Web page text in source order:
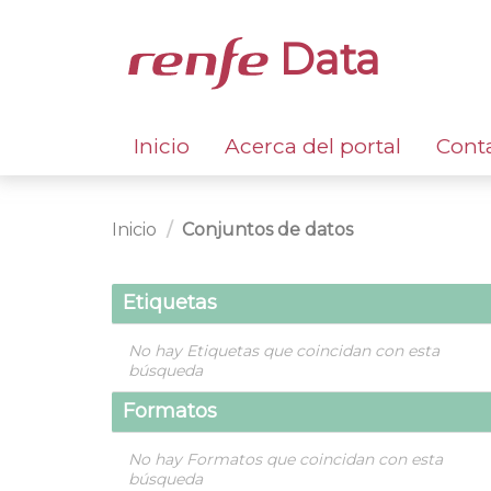
Data
Inicio Acerca del portal
Inicio Conjuntos de datos
Etiquetas
No hay Etiquetas que coincidan con esta
búsqueda
Formatos
No hay Formatos que coincidan con esta
búsqueda